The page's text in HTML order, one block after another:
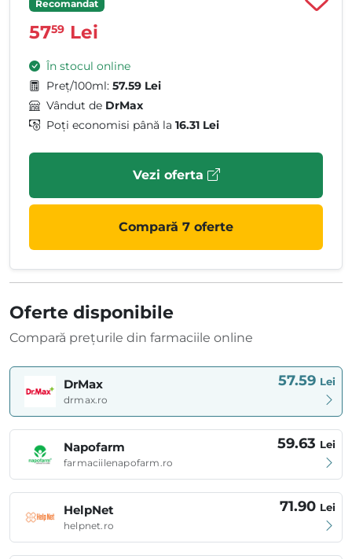
Recomandat
5759 Lei
În stocul online
Preț/100ml: 57.59 Lei
Vândut de DrMax
Poți economisi până la 16.31 Lei
Vezi oferta
Compară 7 oferte
Oferte disponibile
Compară prețurile din farmaciile online
DrMax
drmax.ro
57.59 Lei
Napofarm
farmaciilenapofarm.ro
59.63 Lei
HelpNet
helpnet.ro
71.90 Lei